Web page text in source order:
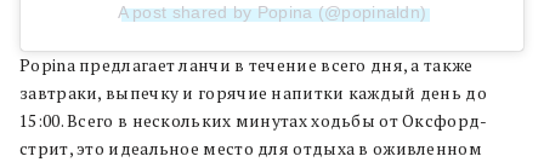
A post shared by Popina (@popinaldn)
Popina предлагает ланчи в течение всего дня, а также
завтраки, выпечку и горячие напитки каждый день до
15:00. Всего в нескольких минутах ходьбы от Оксфорд-
стрит, это идеальное место для отдыха в оживленном